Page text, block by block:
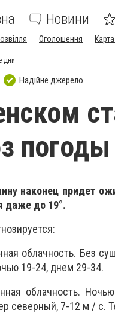
Новини
Оголошення
дни
Надійне джерело
наконец придет
даже до 19°.
облачность. Без
19-24, днем 29-34.
облачность.
северный, 7-12 м / с.